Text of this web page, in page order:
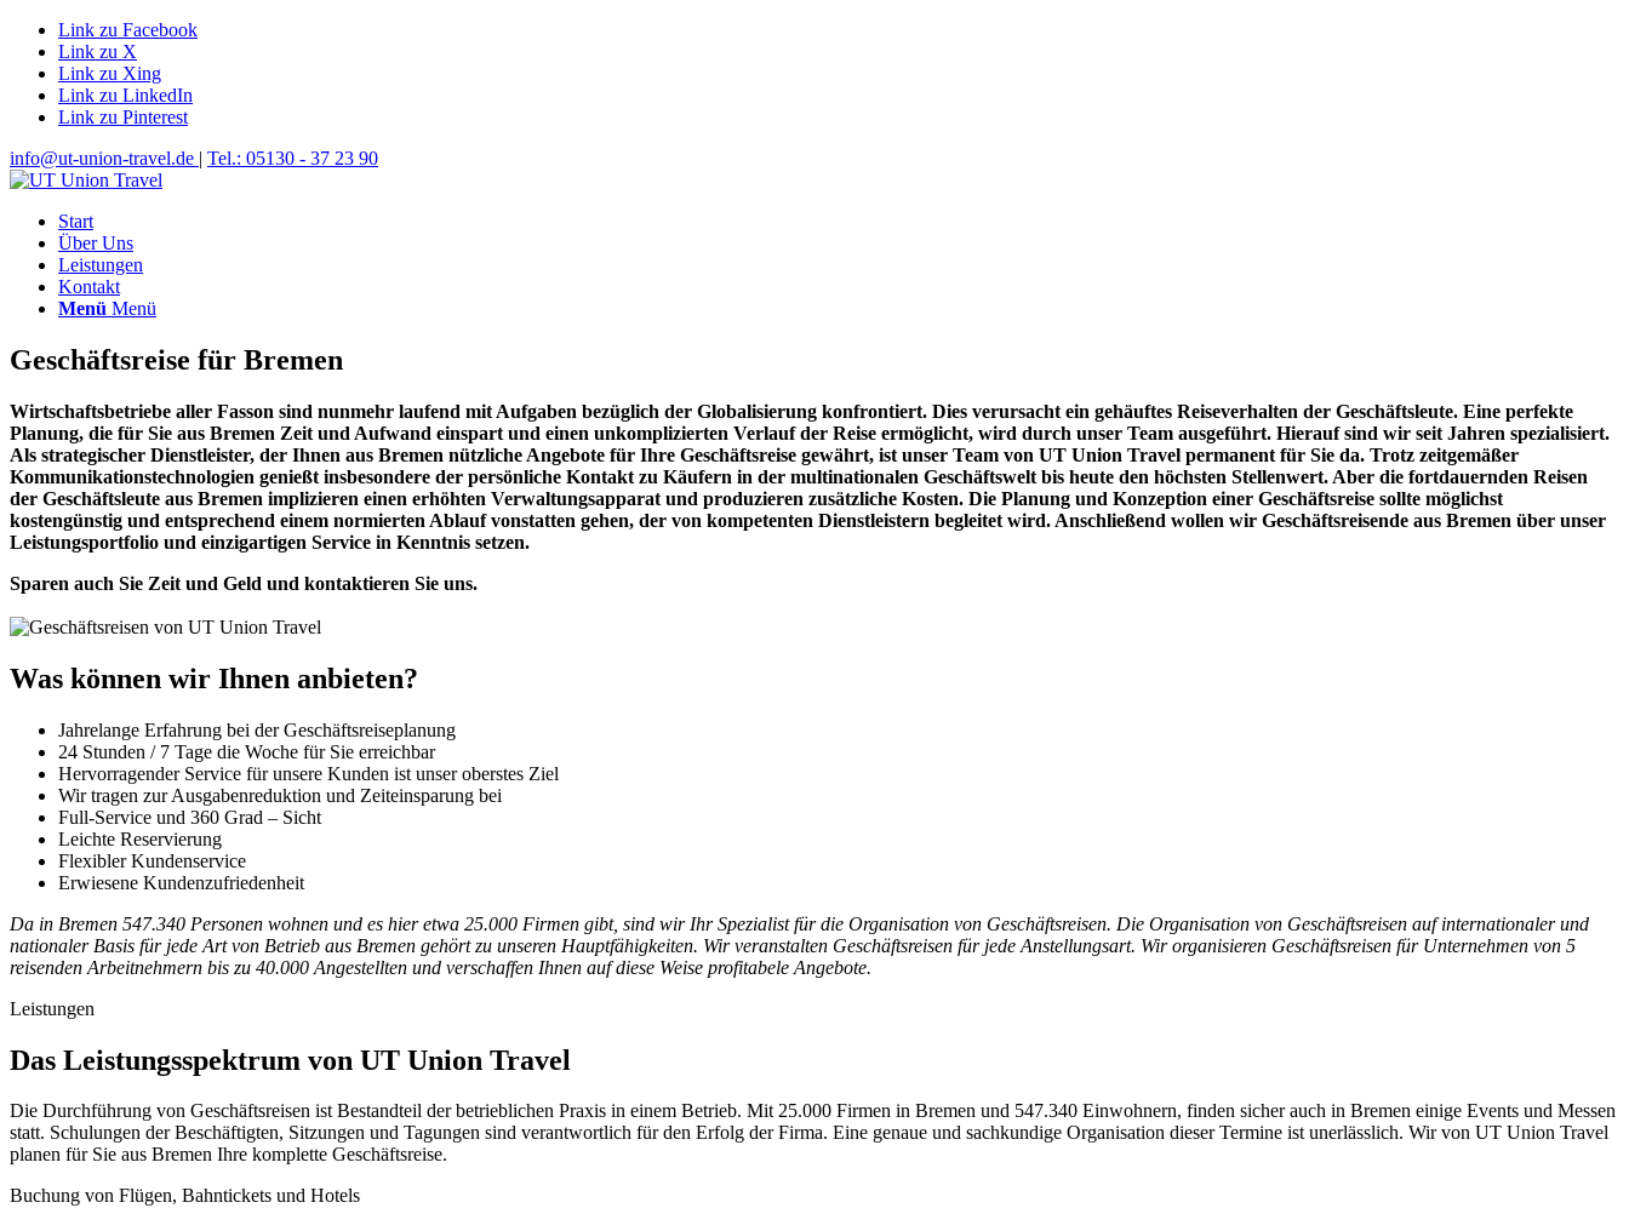
Link zu Facebook
Link zu X
Link zu Xing
Link zu LinkedIn
Link zu Pinterest
info@ut-union-travel.de | Tel.: 05130 - 37 23 90
Start
Über Uns
Leistungen
Kontakt
Menü Menü
Geschäftsreise für Bremen
Wirtschaftsbetriebe aller Fasson sind nunmehr laufend mit Aufgaben bezüglich der Globalisierung konfrontiert. Dies verursacht ein gehäuftes Reiseverhalten der Geschäftsleute. Eine perfekte
Planung, die für Sie aus Bremen Zeit und Aufwand einspart und einen unkomplizierten Verlauf der Reise ermöglicht, wird durch unser Team ausgeführt. Hierauf sind wir seit Jahren spezialisiert.
Als strategischer Dienstleister, der Ihnen aus Bremen nützliche Angebote für Ihre Geschäftsreise gewährt, ist unser Team von UT Union Travel permanent für Sie da. Trotz zeitgemäßer
Kommunikationstechnologien genießt insbesondere der persönliche Kontakt zu Käufern in der multinationalen Geschäftswelt bis heute den höchsten Stellenwert. Aber die fortdauernden Reisen
der Geschäftsleute aus Bremen implizieren einen erhöhten Verwaltungsapparat und produzieren zusätzliche Kosten. Die Planung und Konzeption einer Geschäftsreise sollte möglichst
kostengünstig und entsprechend einem normierten Ablauf vonstatten gehen, der von kompetenten Dienstleistern begleitet wird. Anschließend wollen wir Geschäftsreisende aus Bremen über unser
Leistungsportfolio und einzigartigen Service in Kenntnis setzen.
Sparen auch Sie Zeit und Geld und kontaktieren Sie uns.
Was können wir Ihnen anbieten?
Jahrelange Erfahrung bei der Geschäftsreiseplanung
24 Stunden / 7 Tage die Woche für Sie erreichbar
Hervorragender Service für unsere Kunden ist unser oberstes Ziel
Wir tragen zur Ausgabenreduktion und Zeiteinsparung bei
Full-Service und 360 Grad – Sicht
Leichte Reservierung
Flexibler Kundenservice
Erwiesene Kundenzufriedenheit
Da in Bremen 547.340 Personen wohnen und es hier etwa 25.000 Firmen gibt, sind wir Ihr Spezialist für die Organisation von Geschäftsreisen. Die Organisation von Geschäftsreisen auf internationaler und
nationaler Basis für jede Art von Betrieb aus Bremen gehört zu unseren Hauptfähigkeiten. Wir veranstalten Geschäftsreisen für jede Anstellungsart. Wir organisieren Geschäftsreisen für Unternehmen von 5
reisenden Arbeitnehmern bis zu 40.000 Angestellten und verschaffen Ihnen auf diese Weise profitabele Angebote.
Leistungen
Das Leistungsspektrum von UT Union Travel
Die Durchführung von Geschäftsreisen ist Bestandteil der betrieblichen Praxis in einem Betrieb. Mit 25.000 Firmen in Bremen und 547.340 Einwohnern, finden sicher auch in Bremen einige Events und Messen
statt. Schulungen der Beschäftigten, Sitzungen und Tagungen sind verantwortlich für den Erfolg der Firma. Eine genaue und sachkundige Organisation dieser Termine ist unerlässlich. Wir von UT Union Travel
planen für Sie aus Bremen Ihre komplette Geschäftsreise.
Buchung von Flügen, Bahntickets und Hotels